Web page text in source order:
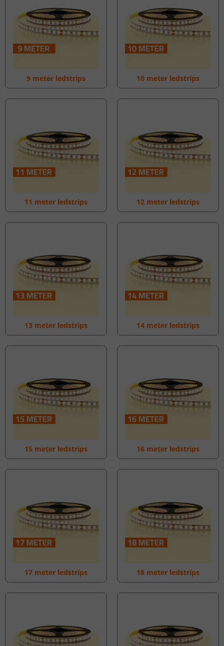
9 meter ledstrips 10 meter ledstrips
11 meter ledstrips 12 meter ledstrips
13 meter ledstrips 14 meter ledstrips
15 meter ledstrips 16 meter ledstrips
17 meter ledstrips 18 meter ledstrips